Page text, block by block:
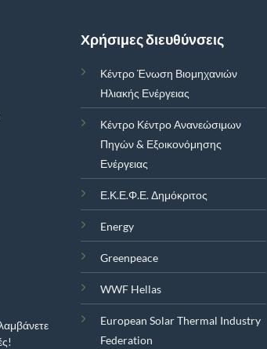
Χρήσιμες διευθύνσεις
Κέντρο Ένωση Βιομηχανιών
Ηλιακής Ενέργειας
Κέντρο Κέντρο Ανανεώσιμων
Πηγών & Εξοικονόμησης
Ενέργειας
Ε.Κ.Ε.Φ.Ε. Δημόκριτος
Energy
Greenpeace
WWF Hellas
European Solar Thermal Industry
Federation